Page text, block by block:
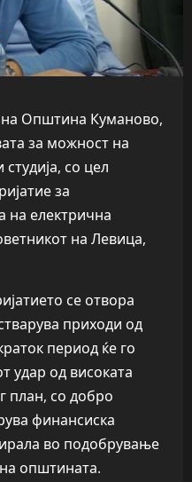
на Општина Куманово,
за можност на
со цел
за
на електрична
на Левица,
се отвора
приходи од
период ќе го
удар од високата
план, со добро
финансиска
во подобрување
општината.